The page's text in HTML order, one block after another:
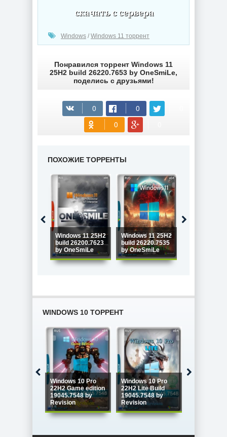
Windows / Windows 11 торрент
Понравился торрент Windows 11
25H2 build 26220.7653 by OneSmiLe,
поделись с друзьями!
ПОХОЖИЕ ТОРРЕНТЫ
Windows 11 25H2
build 26200.7623
by OneSmiLe
Windows 11 25H2
build 26220.7535
by OneSmiLe
WINDOWS 10 ТОРРЕНТ
Windows 10 Pro
22H2 Game edition
19045.7548 by
Revision
Windows 10 Pro
22H2 Lite Build
19045.7548 by
Revision